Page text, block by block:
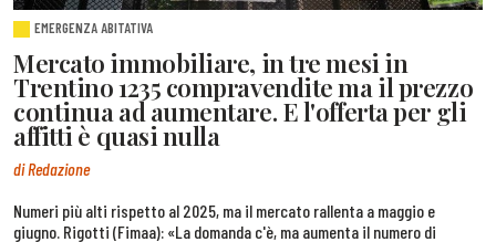
EMERGENZA ABITATIVA
Mercato immobiliare, in tre mesi in
Trentino 1235 compravendite ma il prezzo
continua ad aumentare. E l'offerta per gli
affitti è quasi nulla
di Redazione
Numeri più alti rispetto al 2025, ma il mercato rallenta a maggio e
giugno. Rigotti (Fimaa): «La domanda c'è, ma aumenta il numero di